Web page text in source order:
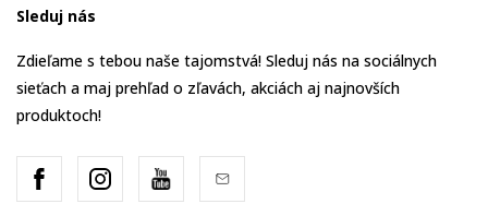
Sleduj nás
Zdieľame s tebou naše tajomstvá! Sleduj nás na sociálnych
sieťach a maj prehľad o zľavách, akciách aj najnovších
produktoch!